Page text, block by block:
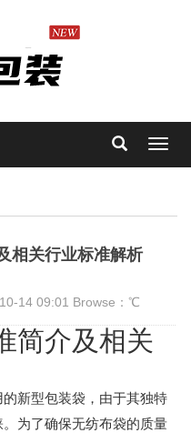
相关行业标准解析
14 09:01 Browse： ℃
简介及相关
新型包装袋，由于其独特
为了确保无纺布袋的质量